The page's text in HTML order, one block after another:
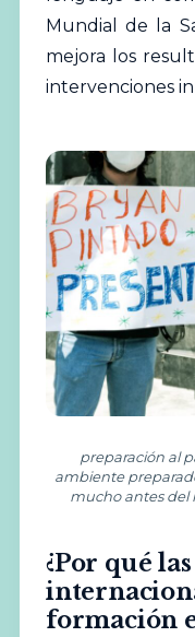
Mundial de la
mejora los
intervenciones
preparación al
ambiente
mucho antes del
¿Por qué
formación